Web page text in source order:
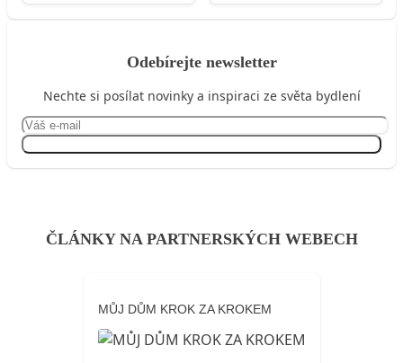
Odebírejte newsletter
Nechte si posílat novinky a inspiraci ze světa bydlení
ČLÁNKY NA PARTNERSKÝCH WEBECH
MŮJ DŮM KROK ZA KROKEM